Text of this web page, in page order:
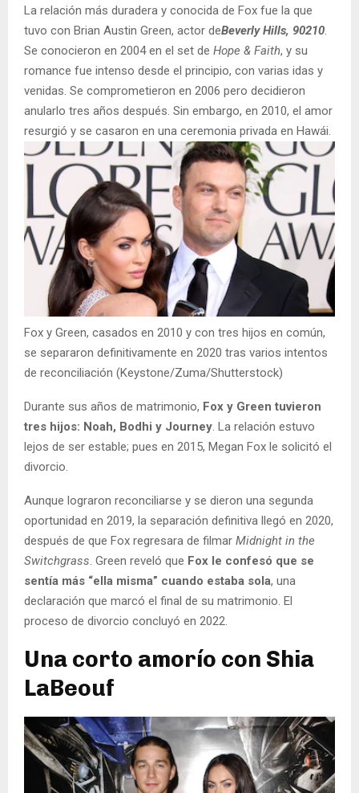
La relación más duradera y conocida de Fox fue la que
tuvo con Brian Austin Green, actor deBeverly Hills, 90210.
Se conocieron en 2004 en el set de Hope & Faith, y su
romance fue intenso desde el principio, con varias idas y
venidas. Se comprometieron en 2006 pero decidieron
anularlo tres años después. Sin embargo, en 2010, el amor
resurgió y se casaron en una ceremonia privada en Hawái.
Fox y Green, casados en 2010 y con tres hijos en común,
se separaron definitivamente en 2020 tras varios intentos
de reconciliación (Keystone/Zuma/Shutterstock)
Durante sus años de matrimonio, Fox y Green tuvieron
tres hijos: Noah, Bodhi y Journey. La relación estuvo
lejos de ser estable; pues en 2015, Megan Fox le solicitó el
divorcio.
Aunque lograron reconciliarse y se dieron una segunda
oportunidad en 2019, la separación definitiva llegó en 2020,
después de que Fox regresara de filmar Midnight in the
Switchgrass. Green reveló que Fox le confesó que se
sentía más “ella misma” cuando estaba sola, una
declaración que marcó el final de su matrimonio. El
proceso de divorcio concluyó en 2022.
Una corto amorío con Shia
LaBeouf